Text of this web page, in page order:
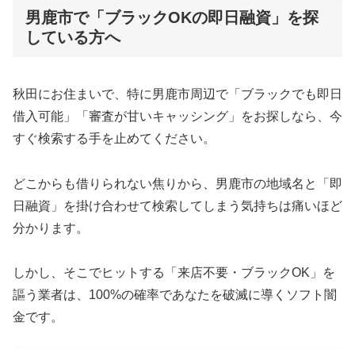
男鹿市で「ブラックOKの即日融資」を探
している方へ
秋田にお住まいで、特に男鹿市周辺で「ブラックでも即日
借入可能」「審査が甘いキャッシング」をお探しなら、今
すぐ検索する手を止めてください。
どこからも借りられない焦りから、男鹿市の地域名と「即
日融資」を掛け合わせて検索してしまう気持ちは痛いほど
分かります。
しかし、そこでヒットする「来店不要・ブラックOK」を
謳う業者は、100%の確率であなたを破滅に導くソフト闇
金です。